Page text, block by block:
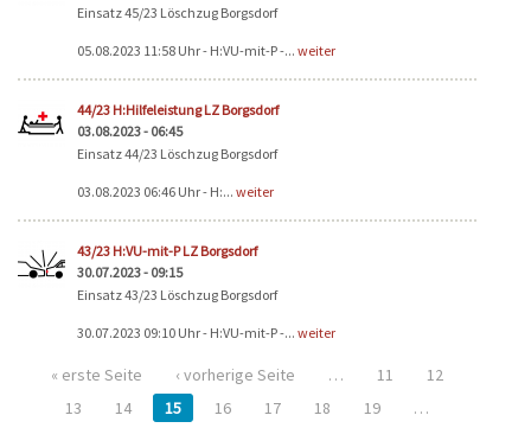
Einsatz 45/23 Löschzug Borgsdorf
05.08.2023 11:58 Uhr - H:VU-mit-P -... weiter
44/23 H:Hilfeleistung LZ Borgsdorf
03.08.2023 - 06:45
Einsatz 44/23 Löschzug Borgsdorf
03.08.2023 06:46 Uhr - H:... weiter
43/23 H:VU-mit-P LZ Borgsdorf
30.07.2023 - 09:15
Einsatz 43/23 Löschzug Borgsdorf
30.07.2023 09:10 Uhr - H:VU-mit-P -... weiter
« erste Seite ‹ vorherige Seite … 11
12
13
14 15 16 17 18 19
…